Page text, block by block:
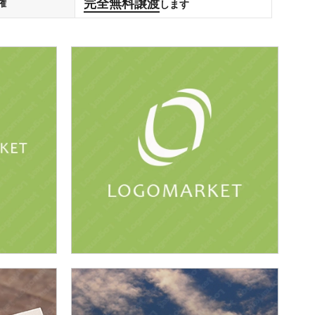
します